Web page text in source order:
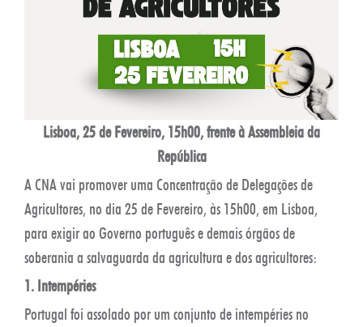
Lisboa, 25 de Fevereiro, 15h00, frente à Assembleia da
República
A CNA vai promover uma Concentração de Delegações de
Agricultores, no dia 25 de Fevereiro, às 15h00, em Lisboa,
para exigir ao Governo português e demais órgãos de
soberania a salvaguarda da agricultura e dos agricultores:
1. Intempéries
Portugal foi assolado por um conjunto de intempéries no